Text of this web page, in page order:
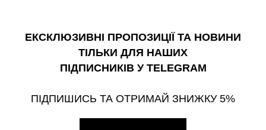
ЕКСКЛЮЗИВНІ ПРОПОЗИЦІЇ ТА НОВИНИ
ТІЛЬКИ ДЛЯ НАШИХ
ПІДПИСНИКІВ У TELEGRAM
ПІДПИШИСЬ ТА ОТРИМАЙ ЗНИЖКУ 5%